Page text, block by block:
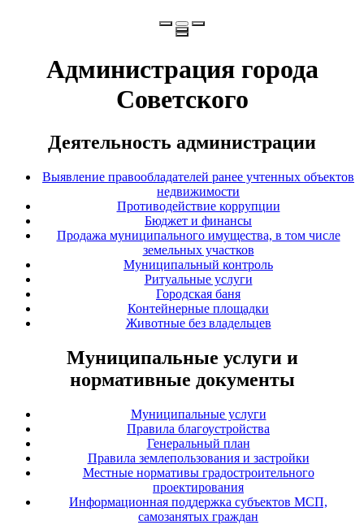
Администрация города
Советского
Деятельность администрации
Выявление правообладателей ранее учтенных объектов
недвижимости
Противодействие коррупции
Бюджет и финансы
Продажа муниципального имущества, в том числе
земельных участков
Муниципальный контроль
Ритуальные услуги
Городская баня
Контейнерные площадки
Животные без владельцев
Муниципальные услуги и
нормативные документы
Муниципальные услуги
Правила благоустройства
Генеральный план
Правила землепользования и застройки
Местные нормативы градостроительного
проектирования
Информационная поддержка субъектов МСП,
самозанятых граждан